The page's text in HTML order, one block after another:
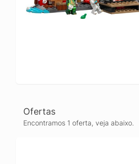
Ofertas
Encontramos 1 oferta, veja abaixo.